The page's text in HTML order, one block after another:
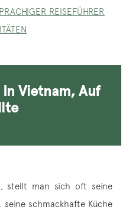
REISEFÜHRER
Vietnam, Auf
stellt man sich oft seine
schmackhafte Küche